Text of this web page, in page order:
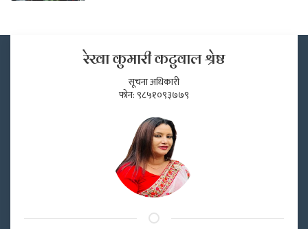
रेखा कुमारी कटुवाल श्रेष्ठ
सूचना अधिकारी
फोन: ९८५१०९३७७९